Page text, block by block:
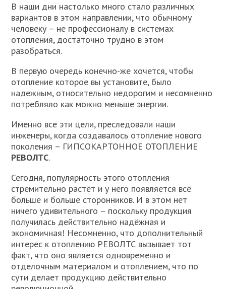
В наши дни настолько много стало различных
вариантов в этом направлении, что обычному
человеку – не профессионалу в системах
отопления, достаточно трудно в этом
разобраться.
В первую очередь конечно-же хочется, чтобы
отопление которое вы установите, было
надежным, относительно недорогим и несомненно
потребляло как можно меньше энергии.
Именно все эти цели, преследовали наши
инженеры, когда создавалось отопление нового
поколения – ГИПСОКАРТОННОЕ ОТОПЛЕНИЕ
РЕВОЛТС.
Сегодня, популярность этого отопления
стремительно растёт и у него появляется всё
больше и больше сторонников. И в этом нет
ничего удивительного – поскольку продукция
получилась действительно надёжная и
экономичная! Несомненно, что дополнительный
интерес к отоплению РЕВОЛТС вызывает тот
факт, что оно является одновременно и
отделочным материалом и отоплением, что по
сути делает продукцию действительно